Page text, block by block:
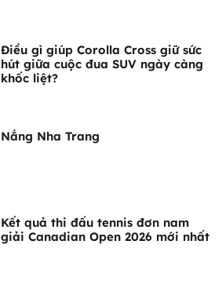
Điều gì giúp Corolla Cross giữ sức
hút giữa cuộc đua SUV ngày càng
khốc liệt?
Nắng Nha Trang
Kết quả thi đấu tennis đơn nam
giải Canadian Open 2026 mới nhất